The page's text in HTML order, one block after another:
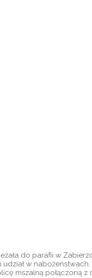
do parafii w
w
mszalną połączoną z